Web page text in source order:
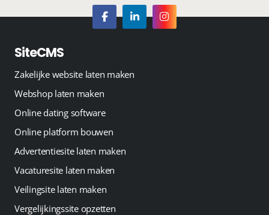
SiteCMS
Zakelijke website laten maken
Webshop laten maken
Online dating software
Online platform bouwen
Advertentiesite laten maken
Vacaturesite laten maken
Veilingsite laten maken
Vergelijkingssite opzetten